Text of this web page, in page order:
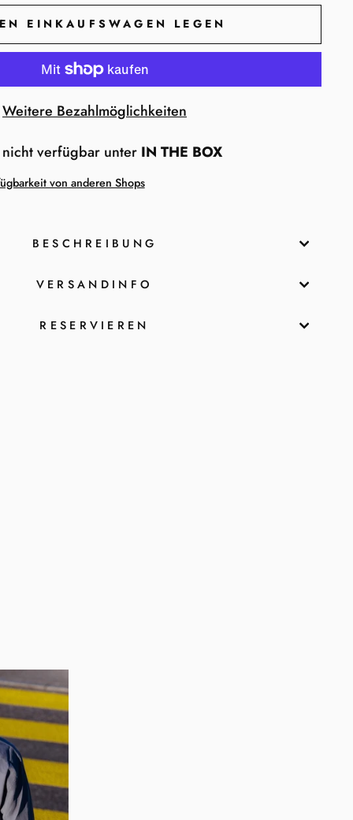
EINKAUFSWAGEN LEGEN
Weitere Bezahlmöglichkeiten
verfügbar unter IN THE BOX
von anderen Shops
BESCHREIBUNG
VERSANDINFO
RESERVIEREN